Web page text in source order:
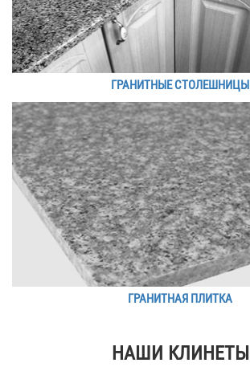
ГРАНИТНЫЕ СТОЛЕШНИЦЫ
ГРАНИТНАЯ ПЛИТКА
НАШИ КЛИНЕТЫ